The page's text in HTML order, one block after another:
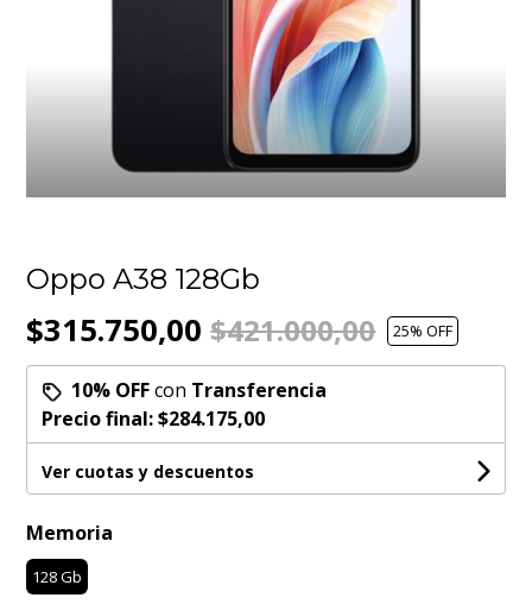
Oppo A38 128Gb
$315.750,00$421.000,00 25% OFF
10% OFFcon Transferencia
Precio final:$284.175,00
Ver cuotas y descuentos
Memoria
128 Gb